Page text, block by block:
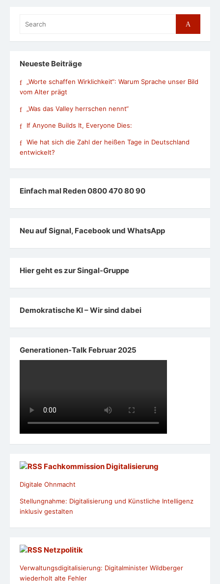
for:
Search
Neueste Beiträge
„Worte schaffen Wirklichkeit“: Warum Sprache unser Bild
vom Alter prägt
„Was das Valley herrschen nennt“
If Anyone Builds It, Everyone Dies:
Wie hat sich die Zahl der heißen Tage in Deutschland
entwickelt?
Einfach mal Reden 0800 470 80 90
Neu auf Signal, Facebook und WhatsApp
Hier geht es zur Singal-Gruppe
Demokratische KI – Wir sind dabei
Generationen-Talk Februar 2025
Fachkommission Digitalisierung
Digitale Ohnmacht
Stellungnahme: Digitalisierung und Künstliche Intelligenz
inklusiv gestalten
Netzpolitik
Verwaltungsdigitalisierung: Digitalminister Wildberger
wiederholt alte Fehler